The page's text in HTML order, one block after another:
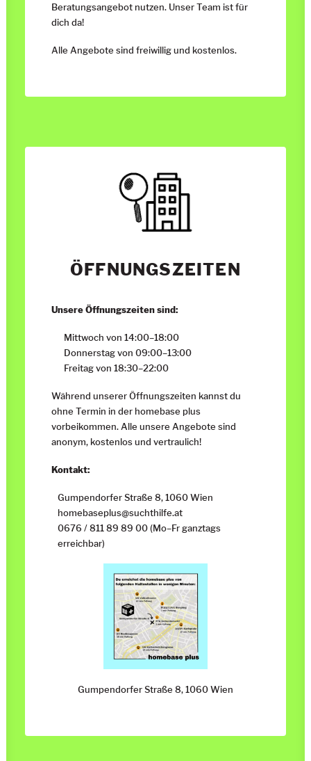
Beratungsangebot nutzen. Unser Team ist für
dich da!
Alle Angebote sind freiwillig und kostenlos.
ÖFFNUNGSZEITEN
Unsere Öffnungszeiten sind:
Mittwoch von 14:00–18:00
Donnerstag von 09:00–13:00
Freitag von 18:30–22:00
Während unserer Öffnungszeiten kannst du
ohne Termin in der homebase plus
vorbeikommen. Alle unsere Angebote sind
anonym, kostenlos und vertraulich!
Kontakt:
Gumpendorfer Straße 8, 1060 Wien
homebaseplus@suchthilfe.at
0676 / 811 89 89 00(Mo–Fr ganztags
erreichbar)
Gumpendorfer Straße 8, 1060 Wien